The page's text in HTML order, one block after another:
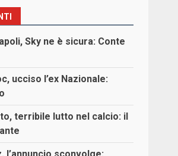
Sky ne è sicura: Conte
ucciso l’ex Nazionale:
terribile lutto nel calcio: il